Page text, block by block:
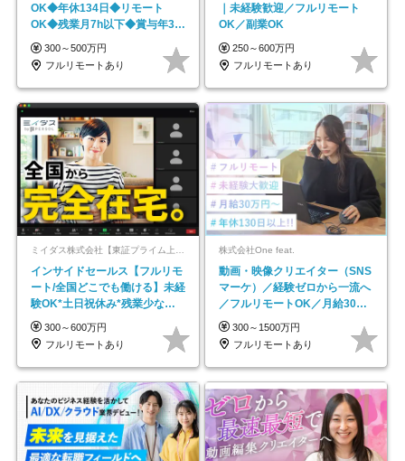
OK◆年休134日◆リモート
OK◆残業月7h以下◆賞与年3回
◆5年目まで必ず昇給
300～500万円
フルリモートあり
｜未経験歓迎／フルリモート
OK／副業OK
250～600万円
フルリモートあり
インサイドセールス【フルリモ
ート/全国どこでも働ける】未経
験OK*土日祝休み*残業少なめ*
在宅勤務手当あり
300～600万円
フルリモートあり
株式会社One feat.
動画・映像クリエイター（SNS
マーケ）／経験ゼロから一流へ
／フルリモートOK／月給30万
円～／年休130日以上
300～1500万円
フルリモートあり